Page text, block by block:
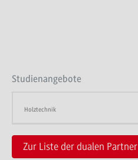
Studienangebote
Holztechnik
Zur Liste der dualen Partner